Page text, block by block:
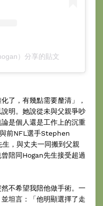
）分享的貼文
了，有幾點需要釐清」，
明。她說從未與父親爭吵
是個人還是工作上的沉重
前NFL選手Stephen
，與丈夫一同搬到父親
陪同Hogan先生接受超過
不希望我陪他做手術。一
坦言：「他明顯選擇了走